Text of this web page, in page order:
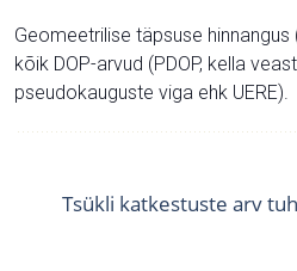
Geomeetrilise täpsuse
kõik DOP-arvud (PDOP, kella
pseudokauguste viga ehk UERE).
Tsükli katkestuste arv